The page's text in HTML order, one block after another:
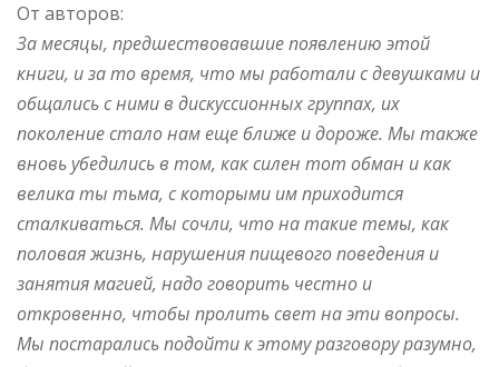
От авторов:
За месяцы, предшествовавшие появлению этой
книги, и за то время, что мы работали с девушками и
общались с ними в дискуссионных группах, их
поколение стало нам еще ближе и дороже. Мы также
вновь убедились в том, как силен тот обман и как
велика ты тьма, с которыми им приходится
сталкиваться. Мы сочли, что на такие темы, как
половая жизнь, нарушения пищевого поведения и
занятия магией, надо говорить честно и
откровенно, чтобы пролить свет на эти вопросы.
Мы постарались подойти к этому разговору разумно,